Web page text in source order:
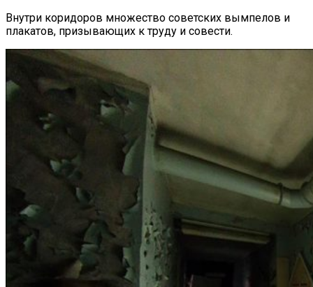
Внутри коридоров множество советских вымпелов и
плакатов, призывающих к труду и совести.